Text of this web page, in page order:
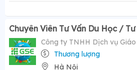
Chuyên Viên Tư Vấn Du Học / Tư
Công ty TNHH Dịch vụ
Thương lượng
Hà Nội